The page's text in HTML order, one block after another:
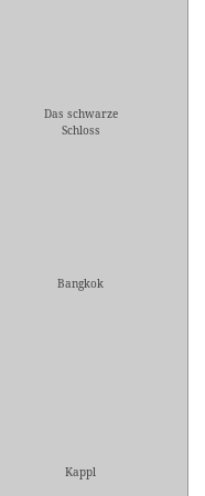
Das schwarze
Schloss
Bangkok
Kappl